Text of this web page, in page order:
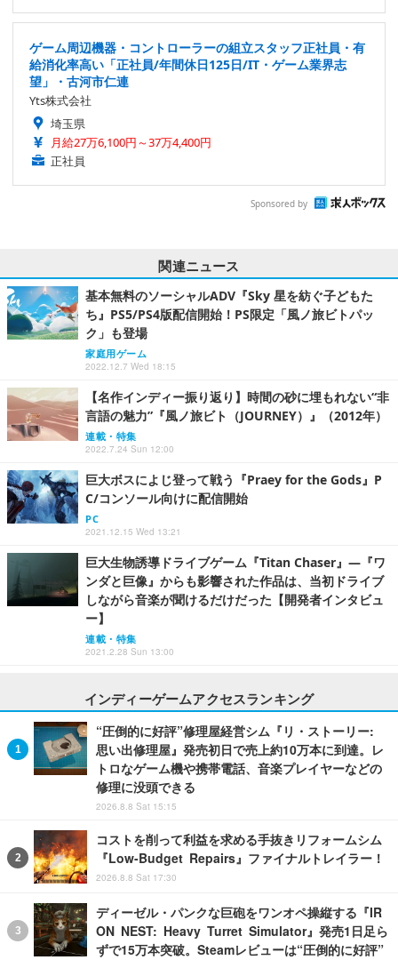
ゲーム周辺機器・コントローラーの組立スタッフ正社員・有
給消化率高い「正社員/年間休日125日/IT・ゲーム業界志
望」・古河市仁連
Yts株式会社
埼玉県
月給27万6,100円～37万4,400円
正社員
Sponsored by
関連ニュース
基本無料のソーシャルADV『Sky 星を紡ぐ子どもた
ち』PS5/PS4版配信開始！PS限定「風ノ旅ビトパッ
ク」も登場
家庭用ゲーム
2022.12.7 Wed 18:15
【名作インディー振り返り】時間の砂に埋もれない“非
言語の魅力”『風ノ旅ビト（JOURNEY）』（2012年）
連載・特集
2022.7.24 Sun 12:00
巨大ボスによじ登って戦う『Praey for the Gods』P
C/コンソール向けに配信開始
PC
2021.12.15 Wed 13:21
巨大生物誘導ドライブゲーム『Titan Chaser』―『ワ
ンダと巨像』からも影響された作品は、当初ドライブ
しながら音楽が聞けるだけだった【開発者インタビュ
ー】
連載・特集
2021.2.28 Sun 13:00
インディーゲームアクセスランキング
“圧倒的に好評”修理屋経営シム『リ・ストーリー:
思い出修理屋』発売初日で売上約10万本に到達。レ
トロなゲーム機や携帯電話、音楽プレイヤーなどの
修理に没頭できる
2026.8.8 Sat 15:15
コストを削って利益を求める手抜きリフォームシム
『Low-Budget Repairs』ファイナルトレイラー！
2026.8.8 Sat 17:30
ディーゼル・パンクな巨砲をワンオペ操縦する『IR
ON NEST: Heavy Turret Simulator』発売1日足ら
ずで15万本突破。Steamレビューは“圧倒的に好評”